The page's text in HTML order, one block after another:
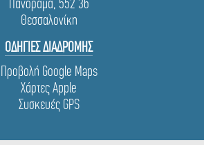
Θεσσαλονίκη
ΟΔΗΓΙΕΣ ΔΙΑΔΡΟΜΗΣ
Προβολή Google Maps
Χάρτες Apple
Συσκευές GPS